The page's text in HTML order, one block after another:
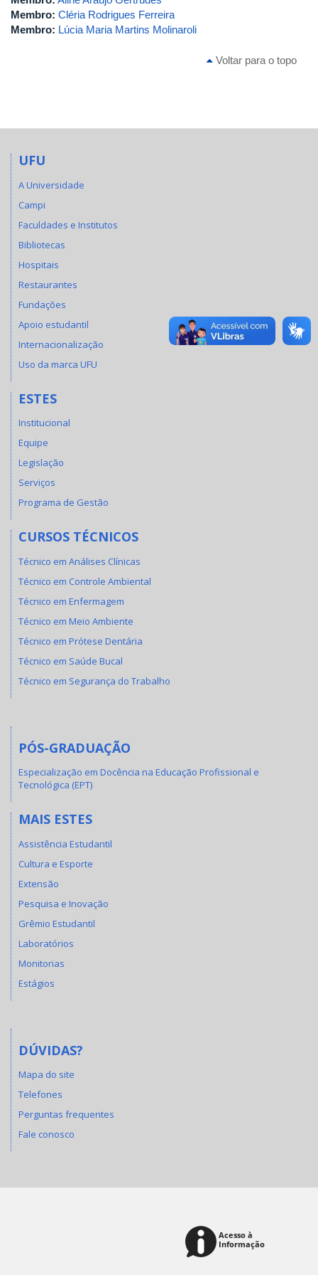
Membro: Cléria Rodrigues Ferreira
Membro: Lúcia Maria Martins Molinaroli
Voltar para o topo
UFU
A Universidade
Campi
Faculdades e Institutos
Bibliotecas
Hospitais
Restaurantes
Fundações
Apoio estudantil
Internacionalização
Uso da marca UFU
ESTES
Institucional
Equipe
Legislação
Serviços
Programa de Gestão
CURSOS TÉCNICOS
Técnico em Análises Clínicas
Técnico em Controle Ambiental
Técnico em Enfermagem
Técnico em Meio Ambiente
Técnico em Prótese Dentária
Técnico em Saúde Bucal
Técnico em Segurança do Trabalho
PÓS-GRADUAÇÃO
Especialização em Docência na Educação Profissional e
Tecnológica (EPT)
MAIS ESTES
Assistência Estudantil
Cultura e Esporte
Extensão
Pesquisa e Inovação
Grêmio Estudantil
Laboratórios
Monitorias
Estágios
DÚVIDAS?
Mapa do site
Telefones
Perguntas frequentes
Fale conosco